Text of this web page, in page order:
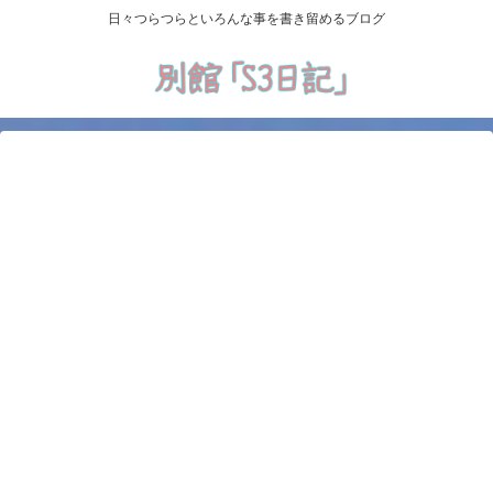
日々つらつらといろんな事を書き留めるブログ